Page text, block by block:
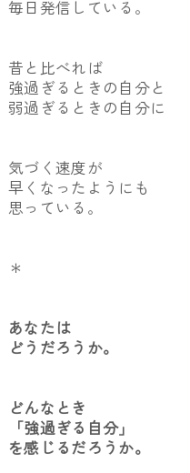
毎日発信している。
昔と比べれば
強過ぎるときの自分と
弱過ぎるときの自分に
気づく速度が
早くなったようにも
思っている。
＊
あなたは
どうだろうか。
どんなとき
「強過ぎる自分」
を感じるだろうか。